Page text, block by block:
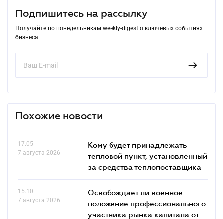
Подпишитесь на рассылку
Получайте по понедельникам weekly-digest о ключевых событиях
бизнеса
Похожие новости
17.05
7 августа 2026
Кому будет принадлежать
тепловой пункт, установленный
за средства теплопоставщика
15.10
7 августа 2026
Освобождает ли военное
положение профессионального
участника рынка капитала от